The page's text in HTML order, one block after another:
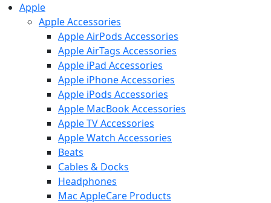
Apple
Apple Accessories
Apple AirPods Accessories
Apple AirTags Accessories
Apple iPad Accessories
Apple iPhone Accessories
Apple iPods Accessories
Apple MacBook Accessories
Apple TV Accessories
Apple Watch Accessories
Beats
Cables & Docks
Headphones
Mac AppleCare Products